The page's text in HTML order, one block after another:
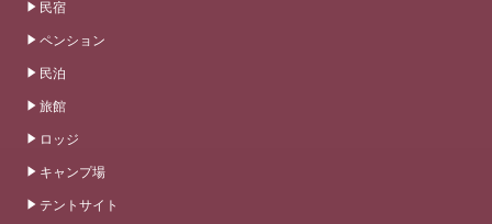
民宿
ペンション
民泊
旅館
ロッジ
キャンプ場
テントサイト